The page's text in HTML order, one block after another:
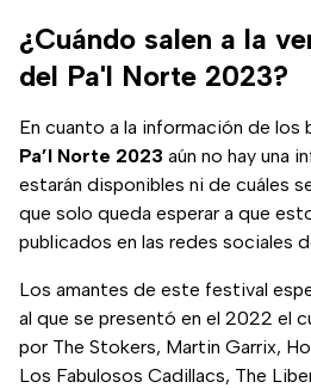
¿Cuándo salen a la
del Pa'l Norte 2023?
En cuanto a la información de los
Pa’l Norte 2023 aún no hay una
estarán disponibles ni de cuáles
que solo queda esperar a que
publicados en las redes sociales
Los amantes de este festival
al que se presentó en el 2022 el
por The Stokers, Martin Garrix,
Los Fabulosos Cadillacs, The